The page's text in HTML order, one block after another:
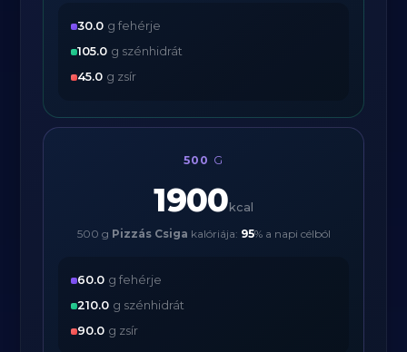
30.0 g fehérje
105.0 g szénhidrát
45.0 g zsír
500 G
1900 kcal
500 g Pizzás Csiga kalóriája: 95% a napi célból
60.0 g fehérje
210.0 g szénhidrát
90.0 g zsír